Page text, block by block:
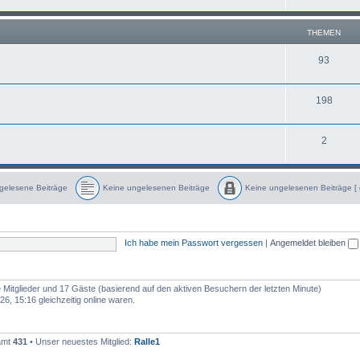
n
m
e
e
THEMEN
93
e
m
n
198T
m
e
n
2T
m
n
Beiträge
K
n
e
u
l
e
s
n
B
Keine ungelesenen Beiträge
K
n
e
e
Keine ungelesenen Beiträge [
Ich habe mein Passwort vergessen Angemeldet bleiben
und 17 Gäste (basierend auf den aktiven Besuchern der letzten Minute)
15:16 gleichzeitig online waren.
431 • Unser neuestes Mitglied: Ralle1